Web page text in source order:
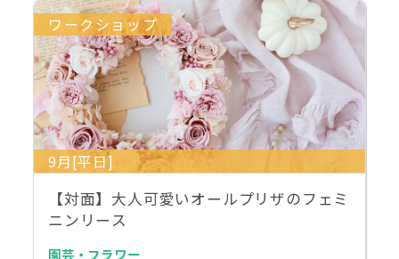
ワークショップ
9月[平日]
【対面】大人可愛いオールプリザのフェミ
ニンリース
園芸・フラワー